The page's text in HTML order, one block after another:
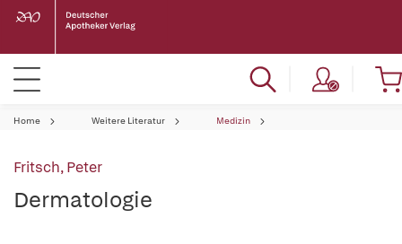
Home Weitere Literatur Medizin
Fritsch, Peter
Dermatologie